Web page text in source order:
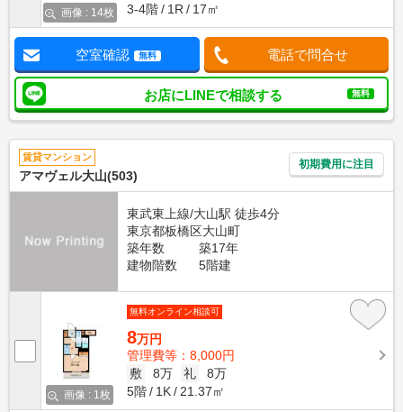
画像 : 14枚
3-4階
1R 17㎡
空室確認 無料 電話で問合せ
お店にLINEで相談する 無料
賃貸マンション
アマヴェル大山(503)
初期費用に注目
東武東上線/大山駅 徒歩4分
東京都板橋区大山町
築年数
築17年
建物階数
5階建
画像 : 1枚
無料オンライン相談可
8万円
管理費等：8,000円
敷
8万 礼
8万
5階
1K 21.37㎡